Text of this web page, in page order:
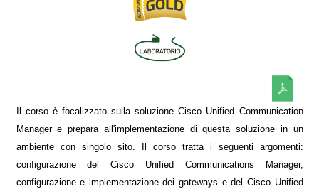
Il corso è focalizzato sulla soluzione Cisco Unified Communication
Manager e prepara all'implementazione di questa soluzione in un
ambiente con singolo sito. Il corso tratta i seguenti argomenti:
configurazione del Cisco Unified Communications Manager,
configurazione e implementazione dei gateways e del Cisco Unified